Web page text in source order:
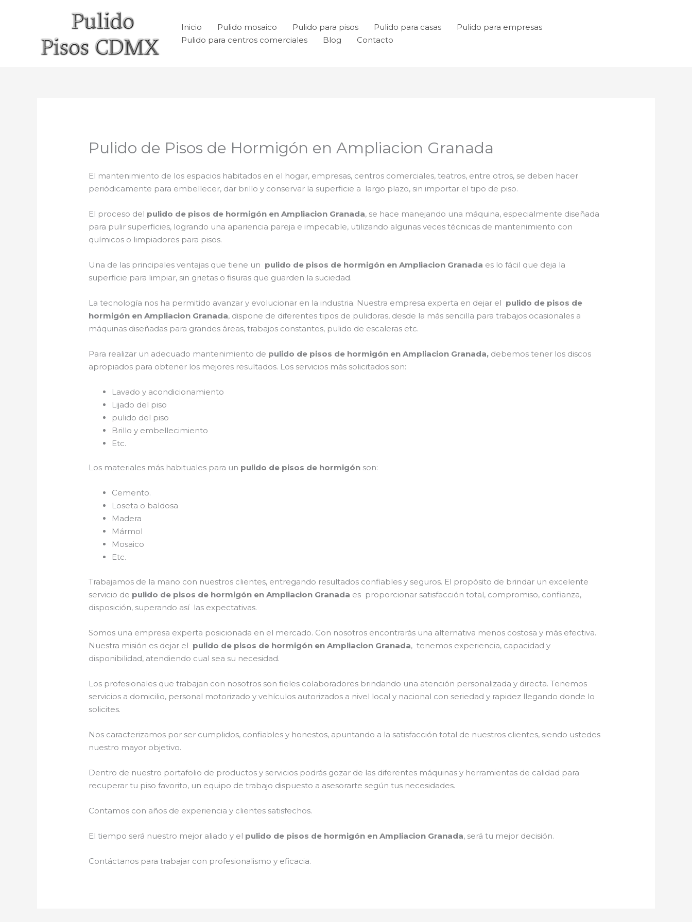
Inicio Pulido mosaico Pulido para pisos Pulido para casas
Pulido para empresas
Pulido para centros comerciales
Blog Contacto
Pulido de Pisos de Hormigón en Ampliacion Granada
El mantenimiento de los espacios habitados en el hogar, empresas, centros comerciales, teatros, entre otros, se deben hacer
periódicamente para embellecer, dar brillo y conservar la superficie a largo plazo, sin importar el tipo de piso.
El proceso del pulido de pisos de hormigón en Ampliacion Granada, se hace manejando una máquina, especialmente diseñada
para pulir superficies, logrando una apariencia pareja e impecable, utilizando algunas veces técnicas de mantenimiento con
químicos o limpiadores para pisos.
Una de las principales ventajas que tiene un pulido de pisos de hormigón en Ampliacion Granada es lo fácil que deja la
superficie para limpiar, sin grietas o fisuras que guarden la suciedad.
La tecnología nos ha permitido avanzar y evolucionar en la industria. Nuestra empresa experta en dejar el pulido de pisos de
hormigón en Ampliacion Granada, dispone de diferentes tipos de pulidoras, desde la más sencilla para trabajos ocasionales a
máquinas diseñadas para grandes áreas, trabajos constantes, pulido de escaleras etc.
Para realizar un adecuado mantenimiento de pulido de pisos de hormigón en Ampliacion Granada, debemos tener los discos
apropiados para obtener los mejores resultados. Los servicios más solicitados son:
Lavado y acondicionamiento
Lijado del piso
pulido del piso
Brillo y embellecimiento
Etc.
Los materiales más habituales para un pulido de pisos de hormigón son:
Cemento.
Loseta o baldosa
Madera
Mármol
Mosaico
Etc.
Trabajamos de la mano con nuestros clientes, entregando resultados confiables y seguros. El propósito de brindar un excelente
servicio de pulido de pisos de hormigón en Ampliacion Granada es proporcionar satisfacción total, compromiso, confianza,
disposición, superando así las expectativas.
Somos una empresa experta posicionada en el mercado. Con nosotros encontrarás una alternativa menos costosa y más efectiva.
Nuestra misión es dejar el pulido de pisos de hormigón en Ampliacion Granada, tenemos experiencia, capacidad y
disponibilidad, atendiendo cual sea su necesidad.
Los profesionales que trabajan con nosotros son fieles colaboradores brindando una atención personalizada y directa. Tenemos
servicios a domicilio, personal motorizado y vehículos autorizados a nivel local y nacional con seriedad y rapidez llegando donde lo
solicites.
Nos caracterizamos por ser cumplidos, confiables y honestos, apuntando a la satisfacción total de nuestros clientes, siendo ustedes
nuestro mayor objetivo.
Dentro de nuestro portafolio de productos y servicios podrás gozar de las diferentes máquinas y herramientas de calidad para
recuperar tu piso favorito, un equipo de trabajo dispuesto a asesorarte según tus necesidades.
Contamos con años de experiencia y clientes satisfechos.
El tiempo será nuestro mejor aliado y el pulido de pisos de hormigón en Ampliacion Granada, será tu mejor decisión.
Contáctanos para trabajar con profesionalismo y eficacia.